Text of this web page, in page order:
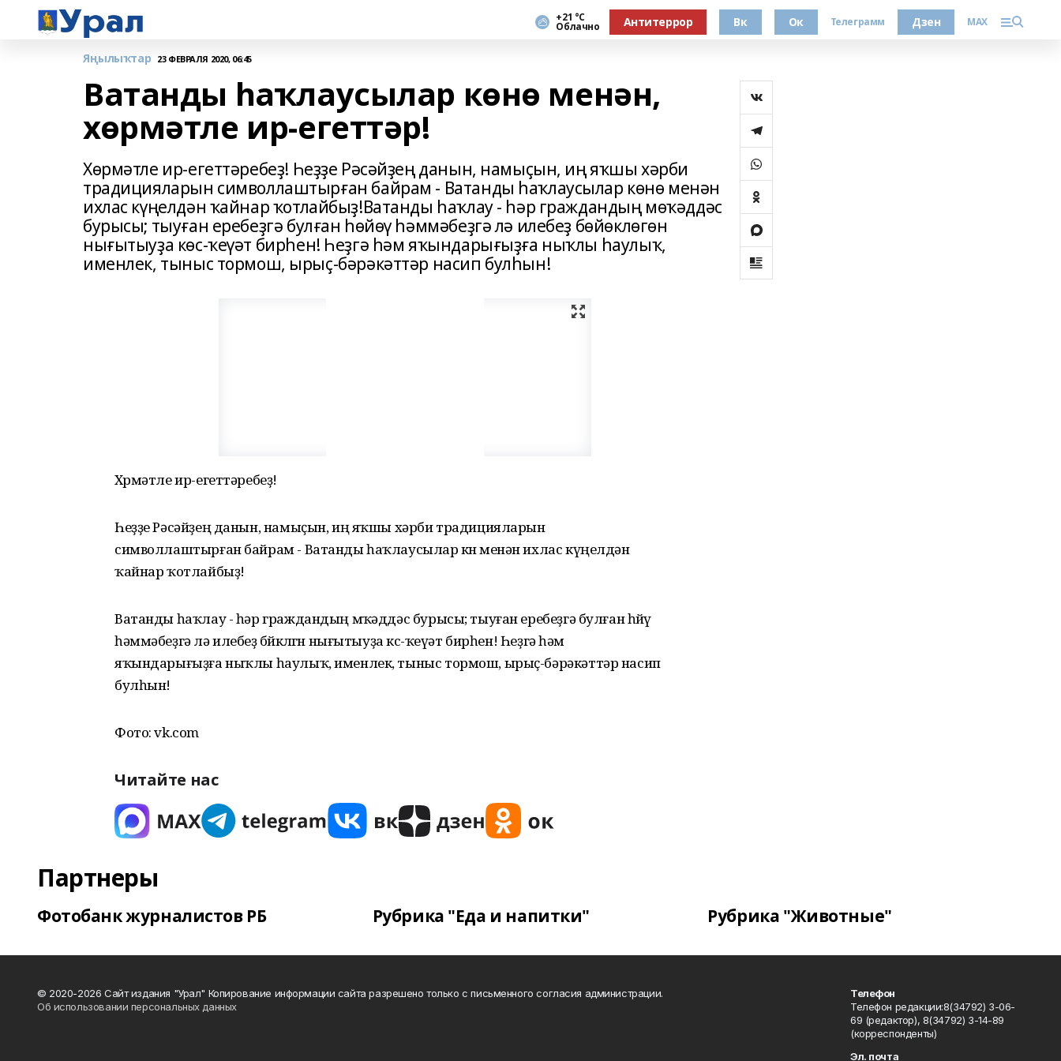
+21 °С
Облачно Антитеррор Вк Ок Телеграмм Дзен MAX
Яңылыҡтар 23 ФЕВРАЛЯ 2020, 06:45
Ватанды һаҡлаусылар кѳнѳ менән,
хѳрмәтле ир-егеттәр!
Хѳрмәтле ир-егеттәребеҙ! Һеҙҙе Рәсәйҙең данын, намыҫын, иң яҡшы хәрби
традицияларын символлаштырған байрам - Ватанды һаҡлаусылар кѳнѳ менән
ихлас күңелдән ҡайнар ҡотлайбыҙ!Ватанды һаҡлау - һәр граждандың мѳҡәддәс
бурысы; тыуған еребеҙгә булған һѳйѳү һәммәбеҙгә лә илебеҙ бѳйѳклѳгѳн
нығытыуҙа кѳс-ҡеүәт бирһен! Һеҙгә һәм яҡындарығыҙға ныҡлы һаулыҡ,
именлек, тыныс тормош, ырыҫ-бәрәкәттәр насип булһын!
Хѳрмәтле ир-егеттәребеҙ!
Һеҙҙе Рәсәйҙең данын, намыҫын, иң яҡшы хәрби традицияларын
символлаштырған байрам - Ватанды һаҡлаусылар кѳнѳ менән ихлас күңелдән
ҡайнар ҡотлайбыҙ!
Ватанды һаҡлау - һәр граждандың мѳҡәддәс бурысы; тыуған еребеҙгә булған һѳйѳү
һәммәбеҙгә лә илебеҙ бѳйѳклѳгѳн нығытыуҙа кѳс-ҡеүәт бирһен! Һеҙгә һәм
яҡындарығыҙға ныҡлы һаулыҡ, именлек, тыныс тормош, ырыҫ-бәрәкәттәр насип
булһын!
Фото: vk.com
Читайте нас
Партнеры
Фотобанк журналистов РБ Рубрика "Еда и напитки" Рубрика "Животные"
© 2020-2026 Сайт издания "Урал" Копирование информации сайта разрешено только с письменного согласия администрации.
Об использовании персональных данных
Телефон
Телефон редакции:8(34792) 3-06-
69 (редактор), 8(34792) 3-14-89
(корреспонденты)
Эл. почта